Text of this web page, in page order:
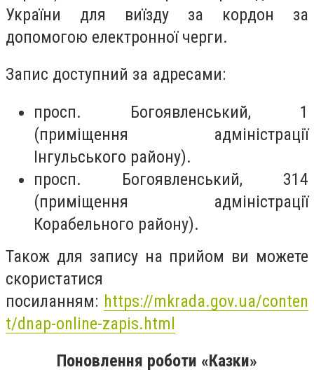
України для виїзду за кордон за
допомогою електронної черги.
Запис доступний за адресами:
просп. Богоявленський, 1
(приміщення адміністрації
Інгульського району).
просп. Богоявленський, 314
(приміщення адміністрації
Корабельного району).
Також для запису на прийом ви можете
скористатися
посиланням: https://mkrada.gov.ua/conten
t/dnap-online-zapis.html
Поновлення роботи «Казки»